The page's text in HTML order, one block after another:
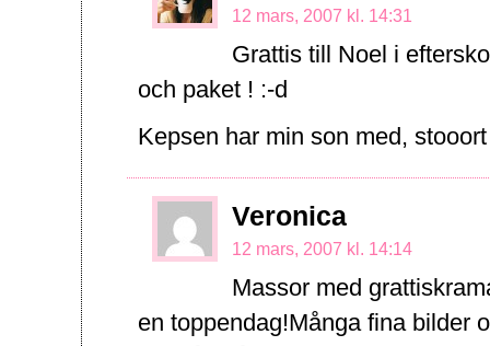
12 mars, 2007 kl. 14:31
Grattis till Noel i
och paket ! :-d
Kepsen har min son med,
Veronica
12 mars, 2007 kl. 14:14
Massor med
en toppendag!Många fina bilder